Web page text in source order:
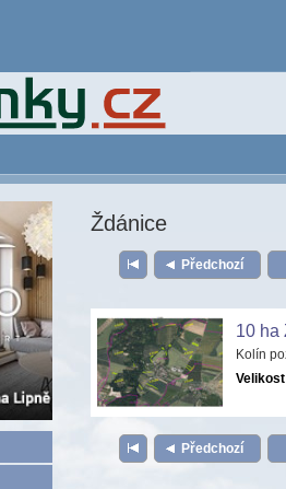
Ždánice
Předchozí
10 ha
Kolín
Předchozí